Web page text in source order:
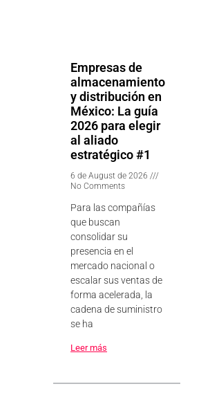
Empresas de
almacenamiento
y distribución en
México: La guía
2026 para elegir
al aliado
estratégico #1
6 de August de 2026
No Comments
Para las compañías
que buscan
consolidar su
presencia en el
mercado nacional o
escalar sus ventas de
forma acelerada, la
cadena de suministro
se ha
Leer más